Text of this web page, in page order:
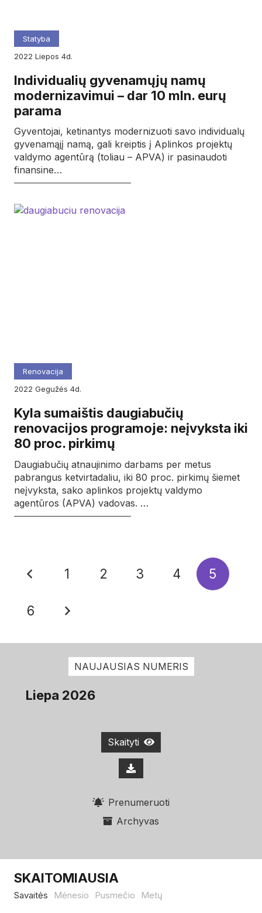
Statyba
2022
liepos 4d.
Individualių gyvenamųjų namų
modernizavimui – dar 10 mln. eurų
parama
Gyventojai, ketinantys modernizuoti savo individualų
gyvenamąjį namą, gali kreiptis į Aplinkos projektų
valdymo agentūrą (toliau – APVA) ir pasinaudoti
finansine…
Renovacija
2022
gegužės 4d.
Kyla sumaištis daugiabučių
renovacijos programoje: neįvyksta iki
80 proc. pirkimų
Daugiabučių atnaujinimo darbams per metus
pabrangus ketvirtadaliu, iki 80 proc. pirkimų šiemet
neįvyksta, sako aplinkos projektų valdymo
agentūros (APVA) vadovas. …
1 2 3 4 5
6
NAUJAUSIAS NUMERIS
Liepa 2026
Skaityti
Prenumeruoti
Archyvas
SKAITOMIAUSIA
Savaitės Mėnesio Pusmečio Metų